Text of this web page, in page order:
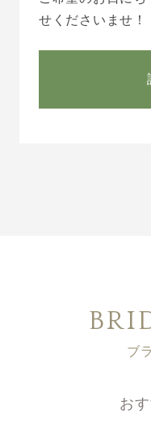
せくださいませ！
ブ
お